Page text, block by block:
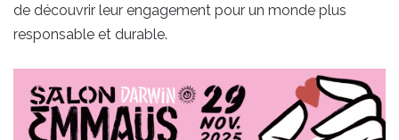
de découvrir leur engagement pour un monde plus
responsable et durable.